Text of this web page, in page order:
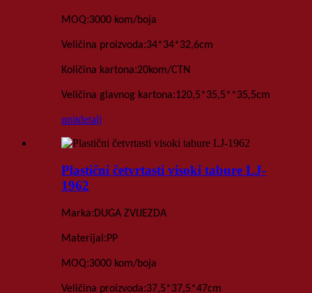
MOQ:3000 kom/boja
Veličina proizvoda:34*34*32,6cm
Količina kartona:20kom/CTN
Veličina glavnog kartona:120,5*35,5**35,5cm
upitdetalj
Plastični četvrtasti visoki tabure LJ-
1962
Marka:DUGA ZVIJEZDA
Materijal :PP
MOQ:3000 kom/boja
Veličina proizvoda:37,5*37,5*47cm